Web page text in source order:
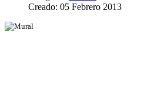
Creado: 05 Febrero 2013